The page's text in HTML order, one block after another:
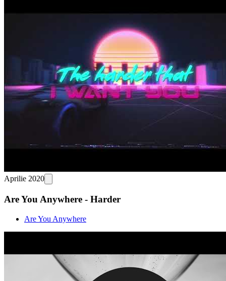
Aprilie 2020
Are You Anywhere - Harder
Are You Anywhere